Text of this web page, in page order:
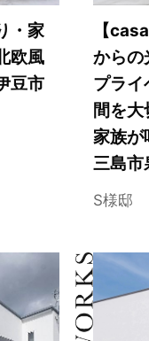
・家
欧風
豆市
【
からの
プライ
間を
家族が
三島市
S様邸